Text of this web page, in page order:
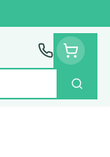
Zoek